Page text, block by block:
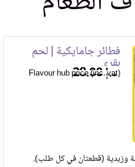
فطائر جامايكية | لحم
بقري
28.00
Flavour hub price (inc. vat)
وزبدية (قطعتان في كل طلب).